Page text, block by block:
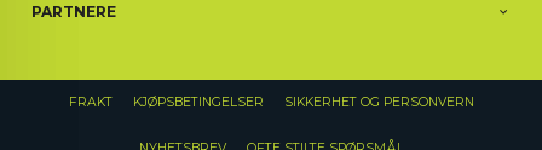
PARTNERE
FRAKT KJØPSBETINGELSER SIKKERHET OG PERSONVERN